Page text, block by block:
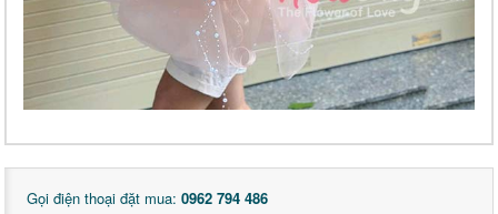
Gọi điện thoại đặt mua: 0962 794 486